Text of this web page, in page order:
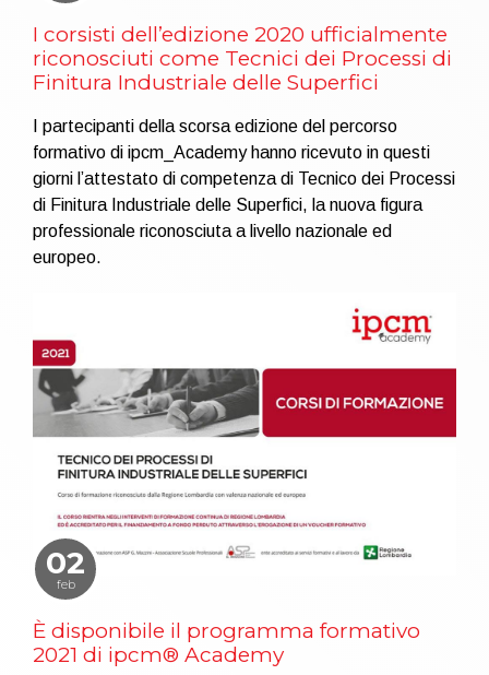
I corsisti dell’edizione 2020 ufficialmente
riconosciuti come Tecnici dei Processi di
Finitura Industriale delle Superfici
I partecipanti della scorsa edizione del percorso
formativo di ipcm_Academy hanno ricevuto in questi
giorni l’attestato di competenza di Tecnico dei Processi
di Finitura Industriale delle Superfici, la nuova figura
professionale riconosciuta a livello nazionale ed
europeo.
02
feb
È disponibile il programma formativo
2021 di ipcm® Academy